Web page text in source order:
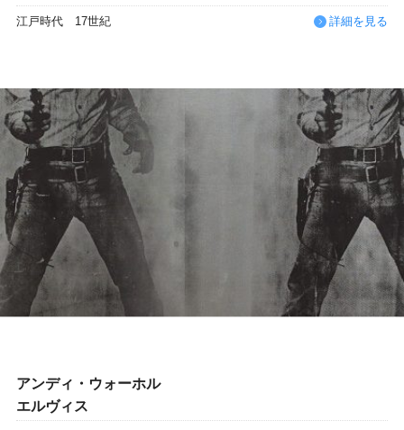
江戸時代 17世紀 詳細を見る
アンディ・ウォーホル
エルヴィス